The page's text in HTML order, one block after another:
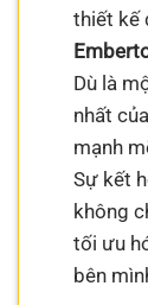
thiết kế
Dù là
nhất
mạnh
Sự kết
không
tối ưu
bên